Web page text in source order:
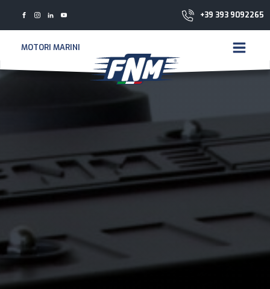
+39 393 9092265
MOTORI MARINI